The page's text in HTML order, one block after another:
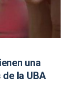
una
la UBA